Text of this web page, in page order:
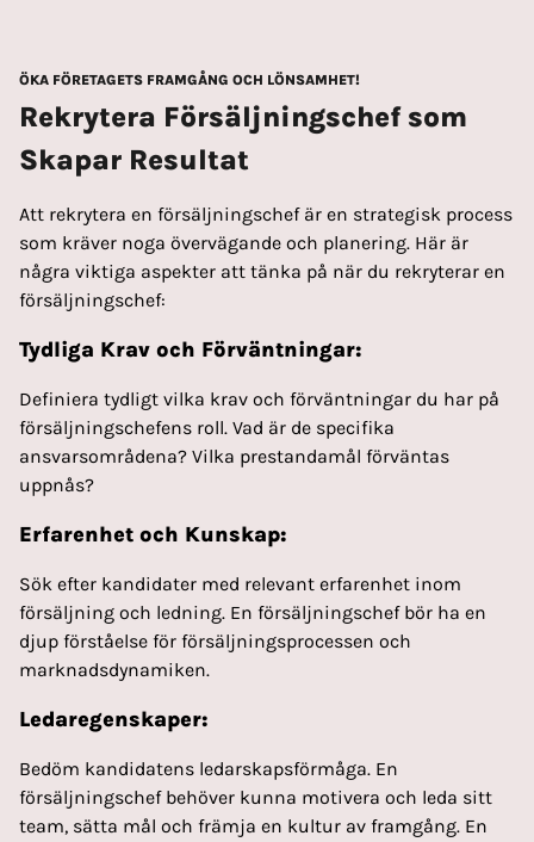
ÖKA FÖRETAGETS FRAMGÅNG OCH LÖNSAMHET!
Rekrytera Försäljningschef som
Skapar Resultat
Att rekrytera en försäljningschef är en strategisk process
som kräver noga övervägande och planering. Här är
några viktiga aspekter att tänka på när du rekryterar en
försäljningschef:
Tydliga Krav och Förväntningar:
Definiera tydligt vilka krav och förväntningar du har på
försäljningschefens roll. Vad är de specifika
ansvarsområdena? Vilka prestandamål förväntas
uppnås?
Erfarenhet och Kunskap:
Sök efter kandidater med relevant erfarenhet inom
försäljning och ledning. En försäljningschef bör ha en
djup förståelse för försäljningsprocessen och
marknadsdynamiken.
Ledaregenskaper:
Bedöm kandidatens ledarskapsförmåga. En
försäljningschef behöver kunna motivera och leda sitt
team, sätta mål och främja en kultur av framgång. En